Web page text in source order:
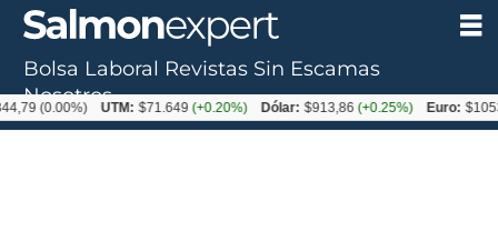
Tag:
irregularidades
Bolsa Laboral Revistas Sin Escamas
Nosotros
(0.00%) UTM: $71.649(+0.20%) Dólar: $913,86(+0.25%) Euro: